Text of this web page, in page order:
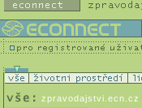
zpravodajstvi.ecn.cz